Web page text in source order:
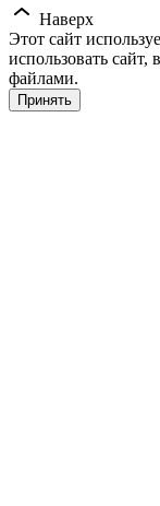
Наверх
Этот сайт
использовать сайт,
файлами.
Принять